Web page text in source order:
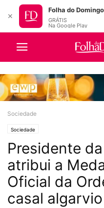
Sociedade
Sociedade
Presidente
atribui a
Oficial da
casal algarvio
✕
Folha do Domingo
GRÁTIS
Na Google Play